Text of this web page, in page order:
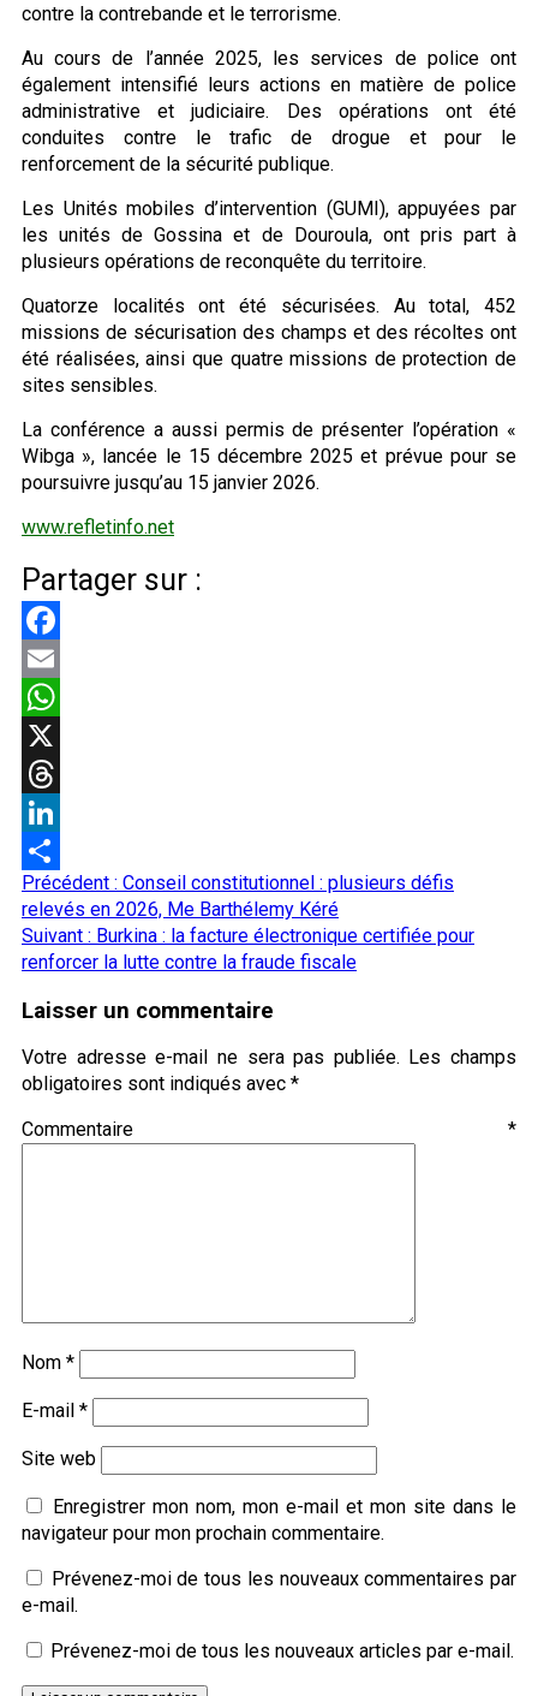
contre la contrebande et le terrorisme.
Au cours de l’année 2025, les services de police ont
également intensifié leurs actions en matière de police
administrative et judiciaire. Des opérations ont été
conduites contre le trafic de drogue et pour le
renforcement de la sécurité publique.
Les Unités mobiles d’intervention (GUMI), appuyées par
les unités de Gossina et de Douroula, ont pris part à
plusieurs opérations de reconquête du territoire.
Quatorze localités ont été sécurisées. Au total, 452
missions de sécurisation des champs et des récoltes ont
été réalisées, ainsi que quatre missions de protection de
sites sensibles.
La conférence a aussi permis de présenter l’opération «
Wibga », lancée le 15 décembre 2025 et prévue pour se
poursuivre jusqu’au 15 janvier 2026.
www.refletinfo.net
Partager sur :
Facebook
Email
WhatsApp
X
Threads
LinkedIn
Partager
Navigation
d’article
Précédent : Conseil constitutionnel : plusieurs défis
relevés en 2026, Me Barthélemy Kéré
Suivant : Burkina : la facture électronique certifiée pour
renforcer la lutte contre la fraude fiscale
Laisser un commentaire
Votre adresse e-mail ne sera pas publiée. Les champs
obligatoires sont indiqués avec *
Commentaire *
Nom *
E-mail *
Site web
Enregistrer mon nom, mon e-mail et mon site dans le
navigateur pour mon prochain commentaire.
Prévenez-moi de tous les nouveaux commentaires par
e-mail.
Prévenez-moi de tous les nouveaux articles par e-mail.